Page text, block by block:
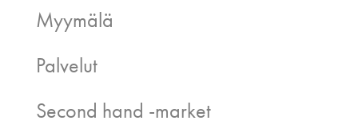
Myymälä
Palvelut
Second hand -market